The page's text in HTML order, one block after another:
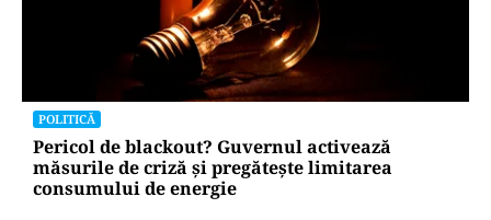
POLITICĂ
Pericol de blackout? Guvernul activează
măsurile de criză și pregătește limitarea
consumului de energie